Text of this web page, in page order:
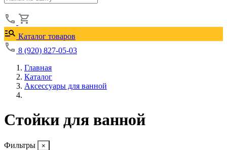
Каталог товаров
8 (920) 827-05-03
Главная
Каталог
Аксессуары для ванной
Стойки для ванной
Фильтры